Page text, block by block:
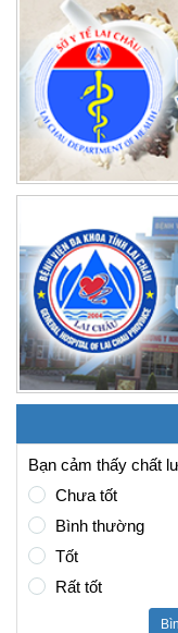
Bạn cảm thấy chất
Chưa tốt
Bình thường
Tốt
Rất tốt